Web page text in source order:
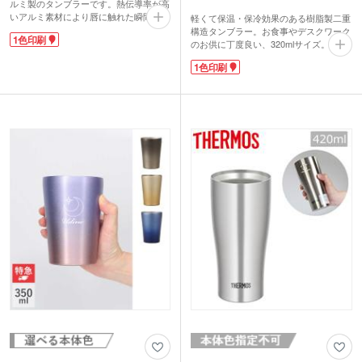
ルミ製のタンブラーです。熱伝導率が高
いアルミ素材により唇に触れた瞬間から
ヒンヤリとした心地よさを感じられま
す。手馴染みが良く、収納時にスタッキ
ザインにも対応しています。フェスやス
1色印刷
軽くて保温・保冷効果のある樹脂製二重
構造タンブラー。お食事やデスクワーク
のお供に丁度良い、320mlサイズ。コロ
ンとしたラウンド型フォルムとくすみカ
ラーがおしゃれなデザインです。蓋付き
がしにくいのがポイント。飲み口はスラ
ョップロゴを入れたオリジナルグッズ制
作や周年記念品制作にいかがでしょう
1色印刷